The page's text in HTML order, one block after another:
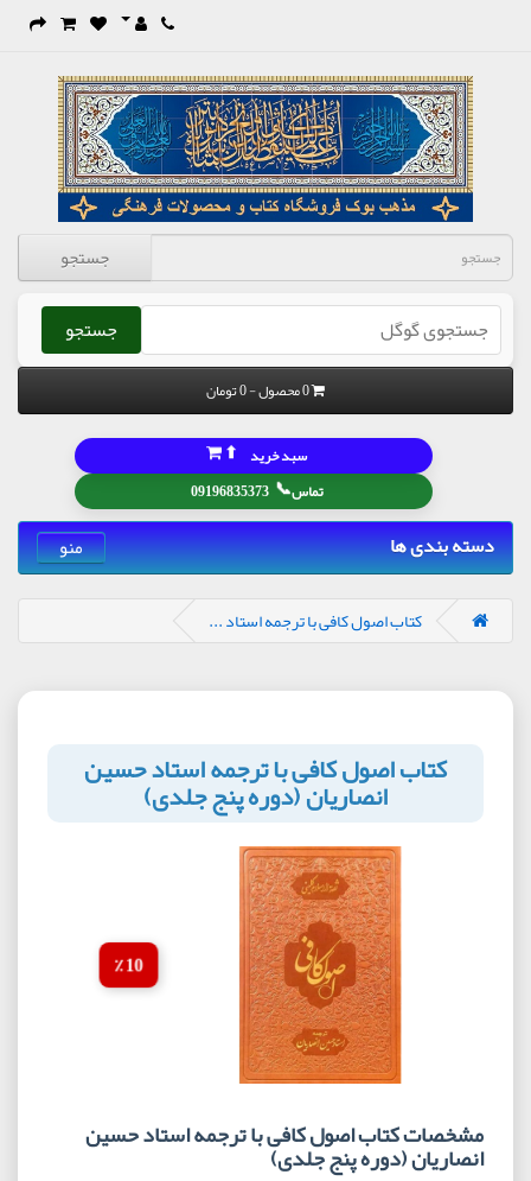
جستجو
جستجو
0 محصول - 0 تومان
تماس📞
09196835373
سبد خرید ⬆
دسته بندی ها منو
کتاب اصول کافی با ترجمه استاد ...
کتاب اصول کافی با ترجمه استاد حسین
انصاریان (دوره پنج جلدی)
10 ٪
مشخصات کتاب اصول کافی با ترجمه استاد حسین
انصاریان (دوره پنج جلدی)